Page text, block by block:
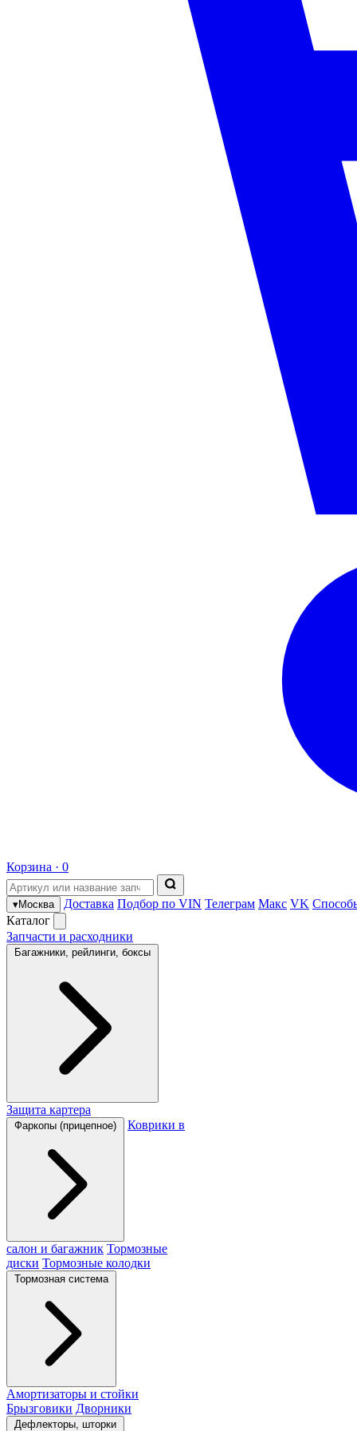
Корзина · 0
▾Москва Доставка Подбор по VIN Телеграм Макс VK
Каталог
Запчасти и расходники
Багажники, рейлинги, боксы
Защита картера
Фаркопы (прицепное) Коврики в
салон и багажник Тормозные
диски Тормозные колодки
Тормозная система
Амортизаторы и стойки
Брызговики Дворники
Дефлекторы, шторки